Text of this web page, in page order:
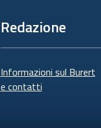
Redazione
Informazioni sul Burert
e contatti